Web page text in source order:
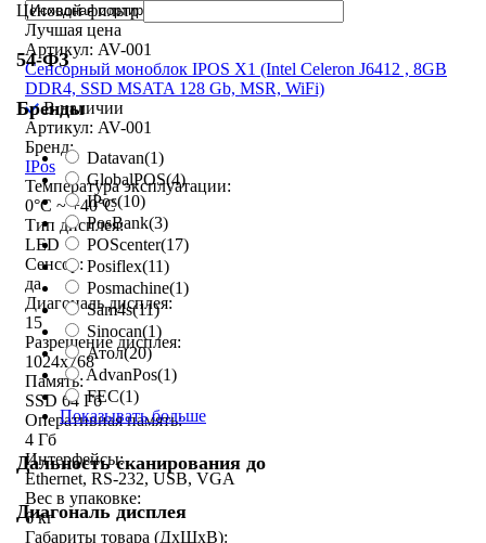
Ценовой фильтр
54-ФЗ
Бренды
Datavan(1)
GlobalPOS(4)
IPos(10)
PosBank(3)
POScenter(17)
Posiflex(11)
Posmachine(1)
Sam4s(11)
Sinocan(1)
Атол(20)
AdvanPos(1)
FEC(1)
Показывать больше
Дальность сканирования до
Диагональ дисплея
Лучшая цена
Артикул: AV-001
Сенсорный моноблок IPOS X1 (Intel Celeron J6412 , 8GB
DDR4, SSD MSATA 128 Gb, MSR, WiFi)
В наличии
Артикул: AV-001
Бренд:
IPos
Температура эксплуатации:
0°C ~ +40°C
Тип дисплея:
LED
Сенсор:
да
Диагональ дисплея:
15
Разрешение дисплея:
1024x768
Память:
SSD 64 Гб
Оперативная память:
4 Гб
Интерфейсы:
Ethernet, RS-232, USB, VGA
Вес в упаковке:
6 кг
Габариты товара (ДxШxВ):